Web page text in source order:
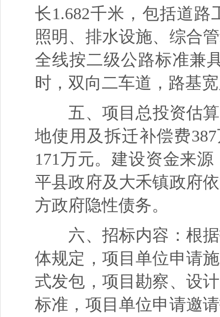
长1.682千米，包括道
照明、排水设施、综合
全线按二级公路标准兼
时，双向二车道，路基
五、项目总投资估算
地使用及拆迁补偿费
171万元。建设资金来
平县政府及大禾镇政府
方政府隐性债务。
六、招标内容：根据
体规定，项目单位申请
式发包，项目勘察、设
标准，项目单位申请邀